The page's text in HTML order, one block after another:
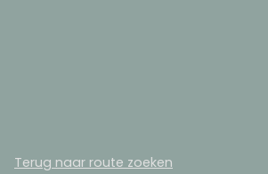
Terug naar route zoeken